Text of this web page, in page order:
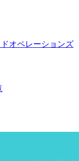
オペレーションズ